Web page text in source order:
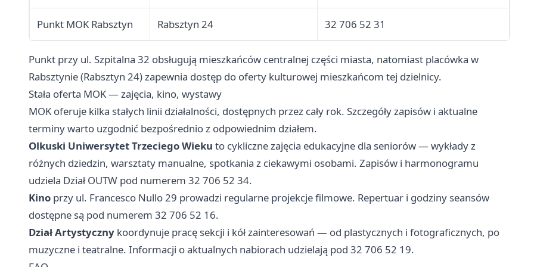
Punkt MOK Rabsztyn Rabsztyn 24 32 706 52 31
Punkt przy ul. Szpitalna 32 obsługują mieszkańców centralnej części miasta, natomiast placówka w
Rabsztynie (Rabsztyn 24) zapewnia dostęp do oferty kulturowej mieszkańcom tej dzielnicy.
Stała oferta MOK — zajęcia, kino, wystawy
MOK oferuje kilka stałych linii działalności, dostępnych przez cały rok. Szczegóły zapisów i aktualne
terminy warto uzgodnić bezpośrednio z odpowiednim działem.
Olkuski Uniwersytet Trzeciego Wieku to cykliczne zajęcia edukacyjne dla seniorów — wykłady z
różnych dziedzin, warsztaty manualne, spotkania z ciekawymi osobami. Zapisów i harmonogramu
udziela Dział OUTW pod numerem 32 706 52 34.
Kino przy ul. Francesco Nullo 29 prowadzi regularne projekcje filmowe. Repertuar i godziny seansów
dostępne są pod numerem 32 706 52 16.
Dział Artystyczny koordynuje pracę sekcji i kół zainteresowań — od plastycznych i fotograficznych, po
muzyczne i teatralne. Informacji o aktualnych nabiorach udzielają pod 32 706 52 19.